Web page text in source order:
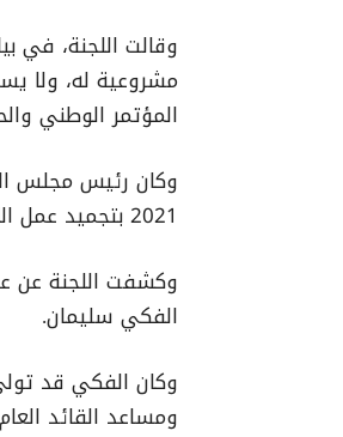
مشروعية له، ولا
المؤتمر الوطني
2021 بتجميد عمل اللجنة، إلى حين «مراجعة منهج عملها وتشكيلها».
وكشفت اللجنة عن
الفكي سليمان.
وكان الفكي قد
ومساعد القائد